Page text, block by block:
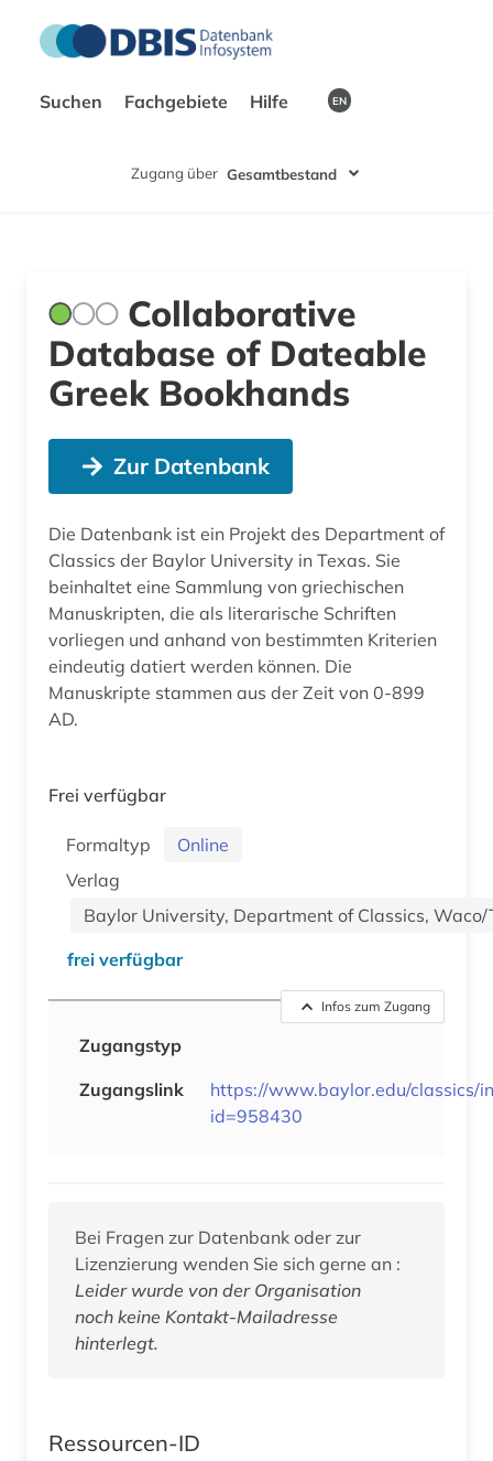
Suchen Fachgebiete Hilfe EN
Zugang über Gesamtbestand
Collaborative
Database of Dateable
Greek Bookhands
Zur Datenbank
Die Datenbank ist ein Projekt des Department of
Classics der Baylor University in Texas. Sie
beinhaltet eine Sammlung von griechischen
Manuskripten, die als literarische Schriften
vorliegen und anhand von bestimmten Kriterien
eindeutig datiert werden können. Die
Manuskripte stammen aus der Zeit von 0-899
AD.
Frei verfügbar
Formaltyp
Online
Verlag
Baylor University, Department of Classics, Waco/
frei verfügbar
Infos zum Zugang
Zugangstyp
Zugangslink
https://www.baylor.edu/classics/
id=958430
Bei Fragen zur Datenbank oder zur
Lizenzierung wenden Sie sich gerne an :
Leider wurde von der Organisation
noch keine Kontakt-Mailadresse
hinterlegt.
Ressourcen-ID